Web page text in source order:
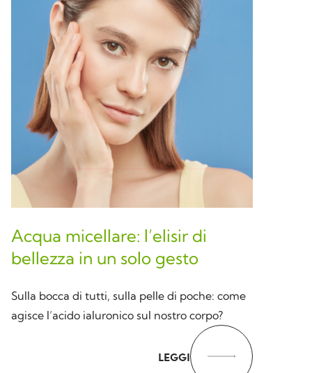
Acqua micellare: l’elisir di
bellezza in un solo gesto
Sulla bocca di tutti, sulla pelle di poche: come
agisce l’acido ialuronico sul nostro corpo?
LEGGI